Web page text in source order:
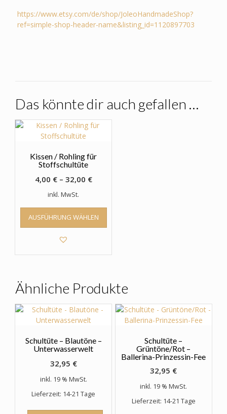
https://www.etsy.com/de/shop/JoleoHandmadeShop?
ref=simple-shop-header-name&listing_id=1120897703
Das könnte dir auch gefallen …
Kissen / Rohling für
Stoffschultüte
4,00 €– 32,00 €
inkl. MwSt.
AUSFÜHRUNG WÄHLEN
Dieses
weist
Optionen
können
auf
der
Produktseite
Ähnliche Produkte
Schultüte – Blautöne –
Unterwasserwelt
32,95 €
inkl. 19 % MwSt.
Lieferzeit: 14-21 Tage
Schultüte –
Grüntöne/Rot –
Ballerina-Prinzessin-Fee
32,95 €
inkl. 19 % MwSt.
Lieferzeit: 14-21 Tage